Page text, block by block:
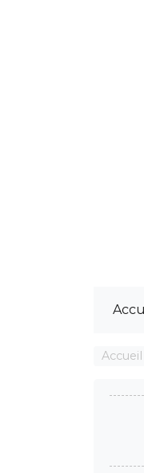
Accueil